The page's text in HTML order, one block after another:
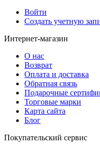
Войти
Создать учетную
Интернет-магазин
О нас
Возврат
Оплата и доставка
Обратная связь
Подарочные
Торговые марки
Карта сайта
Блог
Покупательский сервис